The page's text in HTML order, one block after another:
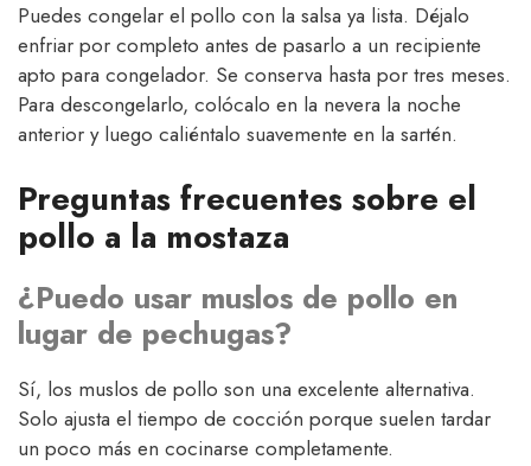
Puedes congelar el pollo con la salsa ya lista. Déjalo
enfriar por completo antes de pasarlo a un recipiente
apto para congelador. Se conserva hasta por tres meses.
Para descongelarlo, colócalo en la nevera la noche
anterior y luego caliéntalo suavemente en la sartén.
Preguntas frecuentes sobre el
pollo a la mostaza
¿Puedo usar muslos de pollo en
lugar de pechugas?
Sí, los muslos de pollo son una excelente alternativa.
Solo ajusta el tiempo de cocción porque suelen tardar
un poco más en cocinarse completamente.